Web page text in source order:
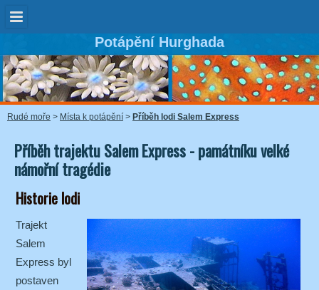
Potápění Hurghada
Rudé moře > Místa k potápění > Příběh lodi Salem Express
Příběh trajektu Salem Express - památníku velké
námořní tragédie
Historie lodi
Trajekt
Salem
Express byl
postaven